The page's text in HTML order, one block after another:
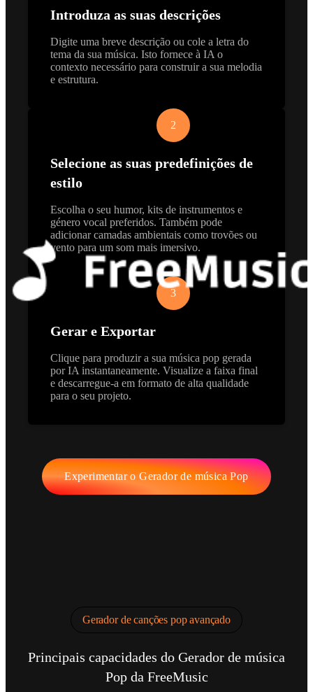
Introduza as suas descrições
Digite uma breve descrição ou cole a letra do
tema da sua música. Isto fornece à IA o
contexto necessário para construir a sua melodia
e estrutura.
2
Selecione as suas predefinições de
estilo
Escolha o seu humor, kits de instrumentos e
género vocal preferidos. Também pode
adicionar camadas ambientais como trovões ou
vento para um som mais imersivo.
3
Gerar e Exportar
Clique para produzir a sua música pop gerada
por IA instantaneamente. Visualize a faixa final
e descarregue-a em formato de alta qualidade
para o seu projeto.
Experimentar o Gerador de música Pop
Gerador de canções pop avançado
Principais capacidades do Gerador de música
Pop da FreeMusic